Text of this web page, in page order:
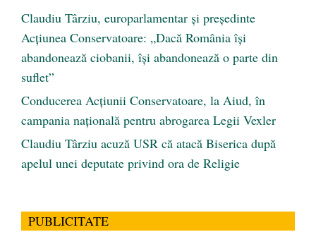
Claudiu Târziu, europarlamentar și președinte
Acțiunea Conservatoare: „Dacă România își
abandonează ciobanii, își abandonează o parte din
suflet”
Conducerea Acțiunii Conservatoare, la Aiud, în
campania națională pentru abrogarea Legii Vexler
Claudiu Târziu acuză USR că atacă Biserica după
apelul unei deputate privind ora de Religie
PUBLICITATE